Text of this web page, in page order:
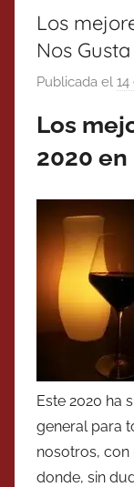
Los
Nos
Publicada el
Los
2020 en
Este 2020 ha
general para
nosotros,
donde, sin